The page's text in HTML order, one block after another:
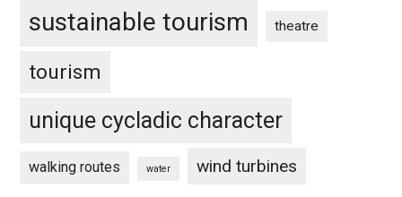
sustainable tourism theatre
tourism
unique cycladic character
walking routes water wind turbines